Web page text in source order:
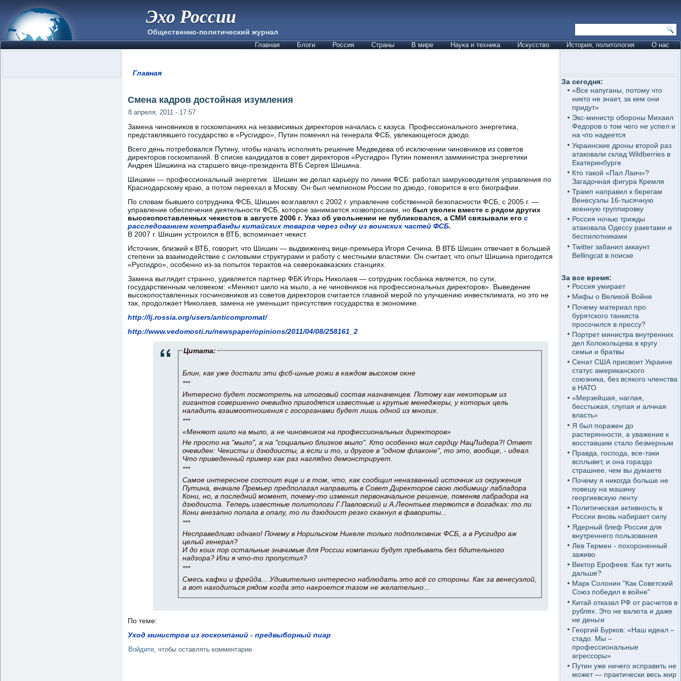
Эхо России
Общественно-политический журнал
Главная Блоги Россия Страны В мире Наука и техника Искусство История, политология О нас
Главная
Смена кадров достойная изумления
8 апреля, 2011 - 17:57
Замена чиновников в госкомпаниях на независимых директоров началась с казуса. Профессионального энергетика,
представлявшего государство в «Русгидро», Путин поменял на генерала ФСБ, увлекающегося дзюдо.
Всего день потребовался Путину, чтобы начать исполнять решение Медведева об исключении чиновников из советов
директоров госкомпаний. В списке кандидатов в совет директоров «Русгидро» Путин поменял замминистра энергетики
Андрея Шишкина на старшего вице-президента ВТБ Сергея Шишина.
Шишкин — профессиональный энергетик . Шишин же делал карьеру по линии ФСБ: работал замруководителя управления по
Краснодарскому краю, а потом переехал в Москву. Он был чемпионом России по дзюдо, говорится в его биографии.
По словам бывшего сотрудника ФСБ, Шишин возглавлял с 2002 г. управление собственной безопасности ФСБ, с 2005 г. —
управление обеспечения деятельности ФСБ, которое занимается хозвопросами, но был уволен вместе с рядом других
высокопоставленных чекистов в августе 2006 г. Указ об увольнении не публиковался, а СМИ связывали его с
расследованием контрабанды китайских товаров через одну из воинских частей ФСБ.
В 2007 г. Шишин устроился в ВТБ, вспоминает чекист.
Источник, близкий к ВТБ, говорит, что Шишин — выдвиженец вице-премьера Игоря Сечина. В ВТБ Шишин отвечает в большей
степени за взаимодействие с силовыми структурами и работу с местными властями. Он считает, что опыт Шишина пригодится
«Русгидро», особенно из-за попыток терактов на северокавказских станциях.
Замена выглядит странно, удивляется партнер ФБК Игорь Николаев — сотрудник госбанка является, по сути,
государственным человеком: «Меняют шило на мыло, а не чиновников на профессиональных директоров». Выведение
высокопоставленных госчиновников из советов директоров считается главной мерой по улучшению инвестклимата, но это не
так, продолжает Николаев, замена не уменьшит присутствия государства в экономике.
http://lj.rossia.org/users/anticompromat/
http://www.vedomosti.ru/newspaper/opinions/2011/04/08/258161_2
Цитата:
Блин, как уже достали эти фсб-шные рожи в каждом высоком окне
***
Интересно будет посмотреть на итоговый состав назначенцев. Потому как некоторым из
гигантов совершенно очевидно пригодятся известные и крутые менеджеры, у которых цель
наладить взаимоотношения с госорганами будет лишь одной из многих.
***
«Меняют шило на мыло, а не чиновников на профессиональных директоров»
Не просто на "мыло", а на "социально близкое мыло". Кто особенно мил сердцу НацЛидера?! Ответ
очевиден: Чекисты и дзюдоисты, а если и то, и другое в "одном флаконе", то это, вообще, - идеал.
Что приведенный пример как раз наглядно демонстрирует.
***
Самое интересное состоит еще и в том, что, как сообщил неназванный источник из окружения
Путина, вначале Премьер предполагал направить в Совет Директоров свою любимицу лабладора
Кони, но, в последний момент, почему-то изменил первоначальное решение, поменяв лабрадора на
дзюдоиста. Теперь известные политологи Г.Павловский и А.Леонтьев теряются в догадках: то ли
Кони внезапно попала в опалу, то ли дзюдоист резко скакнул в фавориты...
***
Несправедливо однако! Почему в Норильском Никеле только подполковник ФСБ, а в Русгидро аж
целый генерал?
И до коих пор остальные значимые для России компании будут пребывать без бдительного
надзора? Или я что-то пропустил?
***
Смесь кафки и фрейда... Удивительно интересно наблюдать это всё со стороны. Как за венесуэлой,
а вот находиться рядом когда это накроется тазом не желательно...
По теме:
Уход министров из госкомпаний - предвыборный пиар
Войдите , чтобы оставлять комментарии
За сегодня:
«Все напуганы, потому что
никто не знает, за кем они
придут»
Экс-министр обороны Михаил
Федоров о том чего не успел и
на что надеется
Украинские дроны второй раз
атаковали склад Wildberries в
Екатеринбурге
Кто такой «Пал Лаич»?
Загадочная фигура Кремля
Трамп направил к берегам
Венесуэлы 16-тысячную
военную группировку
Россия ночью трижды
атаковала Одессу ракетами и
беспилотниками
Twitter забанил аккаунт
Bellingcat в поиске
За все время:
Россия умирает
Мифы о Великой Войне
Почему материал про
бурятского танкиста
просочился в прессу?
Портрет министра внутренних
дел Колокольцева в кругу
семьи и братвы
Сенат США присвоит Украине
статус американского
союзника, без всякого членства
в НАТО
«Мерзейшая, наглая,
бесстыжая, глупая и алчная
власть»
Я был поражен до
растерянности, а уважение к
восставшим стало безмерным
Правда, господа, все-таки
всплывет, и она гораздо
страшнее, чем вы думаете
Почему я никогда больше не
повешу на машину
георгиевскую ленту
Политическая активность в
России вновь набирает силу
Ядерный блеф России для
внутреннего пользования
Лев Термен - похороненный
заживо
Виктор Ерофеев: Как тут жить
дальше?
Марк Солонин "Как Советский
Союз победил в войне"
Китай отказал РФ от расчетов в
рублях. Это не валюта и даже
не деньги
Георгий Бурков: «Наш идеал –
стадо. Мы –
профессиональные
агрессоры»
Путин уже ничего исправить не
может — практически весь мир